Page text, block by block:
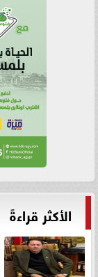
الأكثر قراءةً